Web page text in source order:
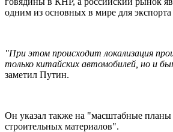
одним из основных в мире для
"При этом происходит локализация
только китайских автомобилей, но и
заметил Путин.
Он указал также на "масштабные планы
строительных материалов".